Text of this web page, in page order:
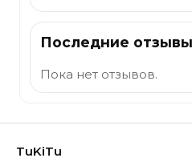
Последние отзывы
Пока нет отзывов.
TuKiTu